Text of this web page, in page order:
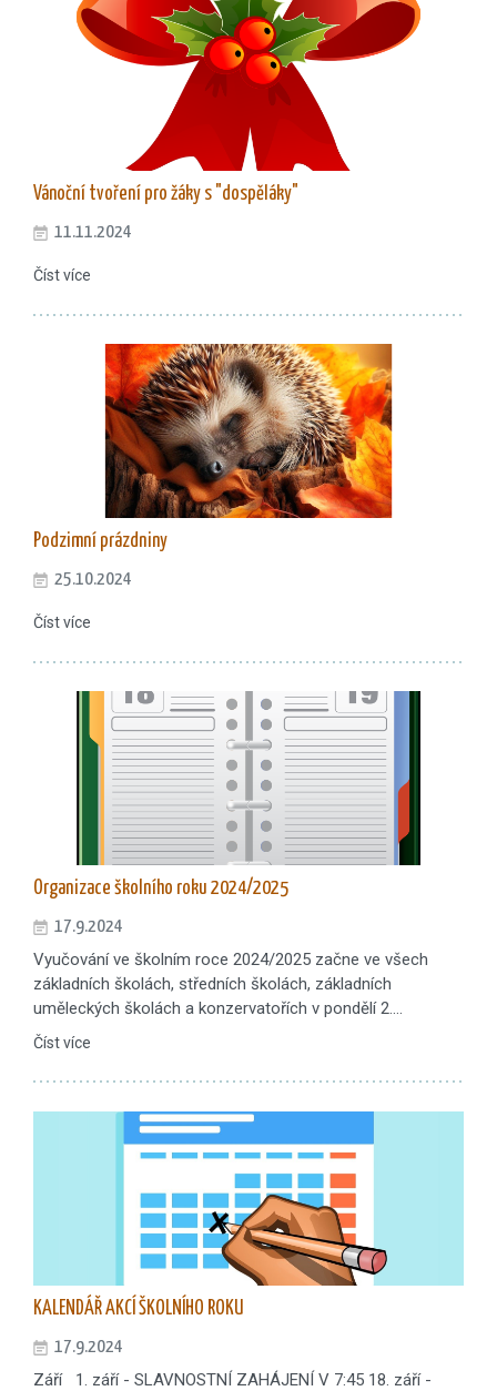
Vánoční tvoření pro žáky s "dospěláky"
11.11.2024
Číst více
Podzimní prázdniny
25.10.2024
Číst více
Organizace školního roku 2024/2025
17.9.2024
Vyučování ve školním roce 2024/2025 začne ve všech
základních školách, středních školách, základních
uměleckých školách a konzervatořích v pondělí 2.…
Číst více
KALENDÁŘ AKCÍ ŠKOLNÍHO ROKU
17.9.2024
Září 1. září - SLAVNOSTNÍ ZAHÁJENÍ V 7:45 18. září -